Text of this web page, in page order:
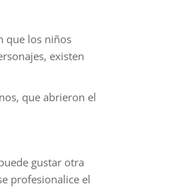
que los niños
existen
que abrieron el
gustar otra
profesionalice el